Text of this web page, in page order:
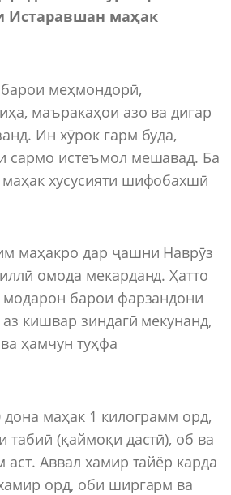
Истаравшан маҳак
меҳмондорӣ,
маъракаҳои азо ва дигар
Ин хӯрок гарм буда,
сармо истеъмол мешавад. Ба
хусусияти шифобахшӣ
маҳакро дар ҷашни Наврӯз
омода мекарданд. Ҳатто
модарон барои фарзандони
кишвар зиндагӣ мекунанд,
ҳамчун туҳфа
дона маҳак 1 килограмм орд,
табиӣ (қаймоқи дастӣ), об ва
Аввал хамир тайёр карда
орд, оби ширгарм ва